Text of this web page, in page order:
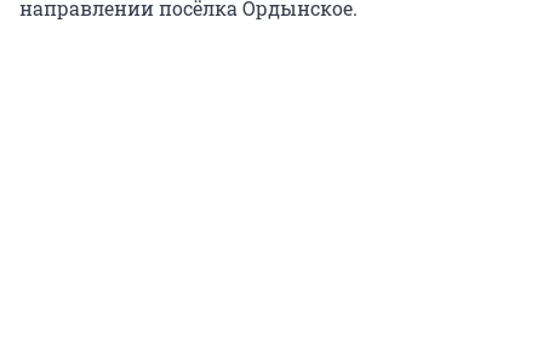
направлении посёлка Ордынское.